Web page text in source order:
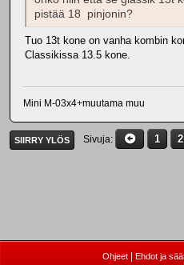
pistää 18 pinjonin?
Tuo 13t kone on vanha kombin
Classikissa 13.5 kone.
Mini M-03x4+muutama muu
SIIRRY YLÖS Sivuja 1 2
Ohjeet| Ehdot ja